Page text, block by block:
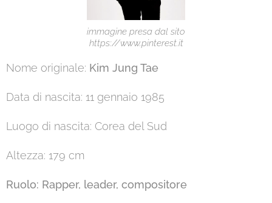
immagine presa dal sito
https://www.pinterest.it
Nome originale: Kim Jung Tae
Data di nascita: 11 gennaio 1985
Luogo di nascita: Corea del Sud
Altezza: 179 cm
Ruolo: Rapper, leader, compositore